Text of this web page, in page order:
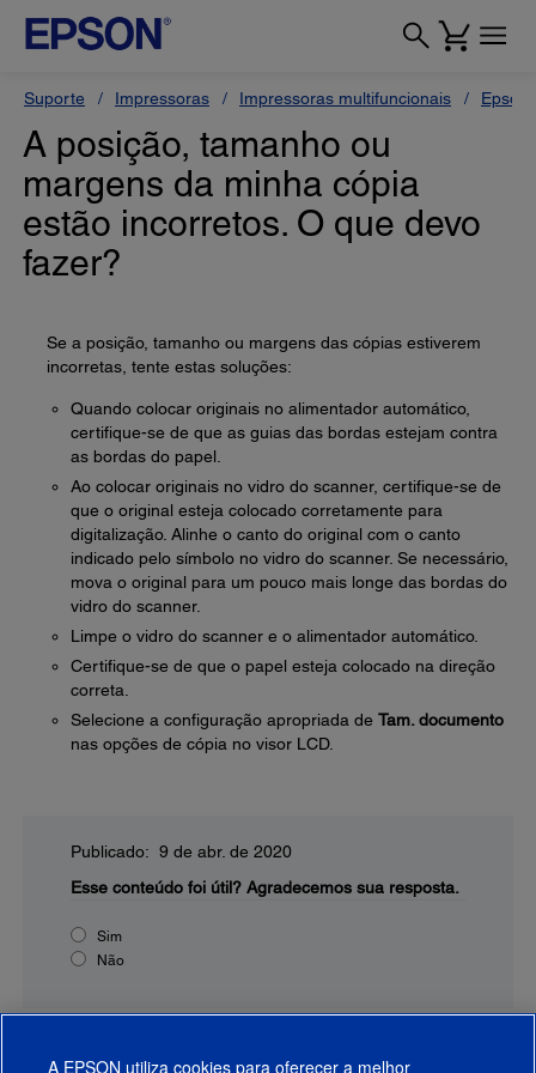
Suporte Impressoras Impressoras multifuncionais Epson
A posição, tamanho ou
margens da minha cópia
estão incorretos. O que devo
fazer?
Se a posição, tamanho ou margens das cópias estiverem
incorretas, tente estas soluções:
Quando colocar originais no alimentador automático,
certifique-se de que as guias das bordas estejam contra
as bordas do papel.
Ao colocar originais no vidro do scanner, certifique-se de
que o original esteja colocado corretamente para
digitalização. Alinhe o canto do original com o canto
indicado pelo símbolo no vidro do scanner. Se necessário,
mova o original para um pouco mais longe das bordas do
vidro do scanner.
Limpe o vidro do scanner e o alimentador automático.
Certifique-se de que o papel esteja colocado na direção
correta.
Selecione a configuração apropriada de Tam. documento
nas opções de cópia no visor LCD.
Publicado: 9 de abr. de 2020
Esse conteúdo foi útil? Agradecemos sua resposta.
Sim
Não
A EPSON utiliza cookies para oferecer a melhor